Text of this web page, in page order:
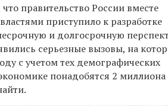
правительство России вместе
приступило к разработке
и долгосрочную
серьезные вызовы, на
с учетом тех демографических
понадобятся 2 миллиона